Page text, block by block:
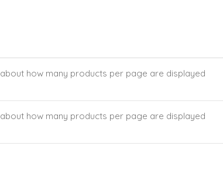
how many products per page are displayed
how many products per page are displayed